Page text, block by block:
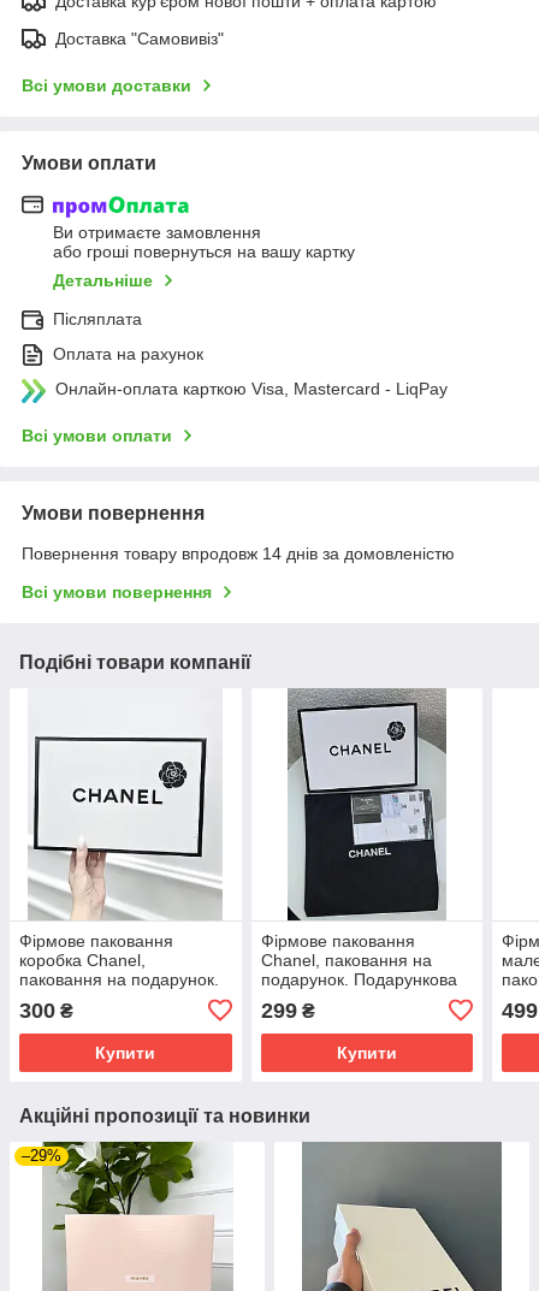
Доставка "Самовивіз"
Всі умови доставки
Умови оплати
Ви отримаєте замовлення
або гроші повернуться на вашу картку
Детальніше
Післяплата
Оплата на рахунок
Онлайн-оплата карткою Visa, Mastercard - LiqPay
Всі умови оплати
Умови повернення
Повернення товару впродовж 14 днів за домовленістю
Всі умови повернення
Подібні товари компанії
Фірмове паковання
коробка Chanel,
паковання на подарунок.
упаковка Шанель
300 ₴
Купити
Фірмове паковання
Chanel, паковання на
подарунок. Подарункова
Шанель
299₴
Купити
499
Акційні пропозиції та новинки
–29%